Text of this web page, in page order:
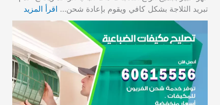
تبريد الثلاجة بشكل كافي ويقوم بإعادة شحن… اقرأ المزيد